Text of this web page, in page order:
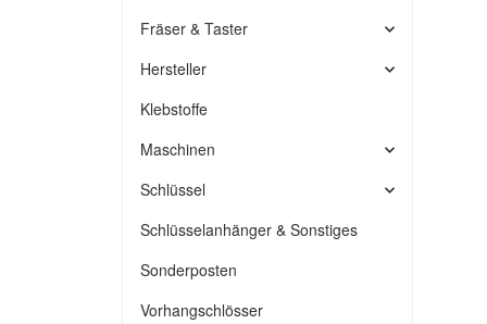
Fräser & Taster
Hersteller
Klebstoffe
Maschinen
Schlüssel
Schlüsselanhänger & Sonstiges
Sonderposten
Vorhangschlösser